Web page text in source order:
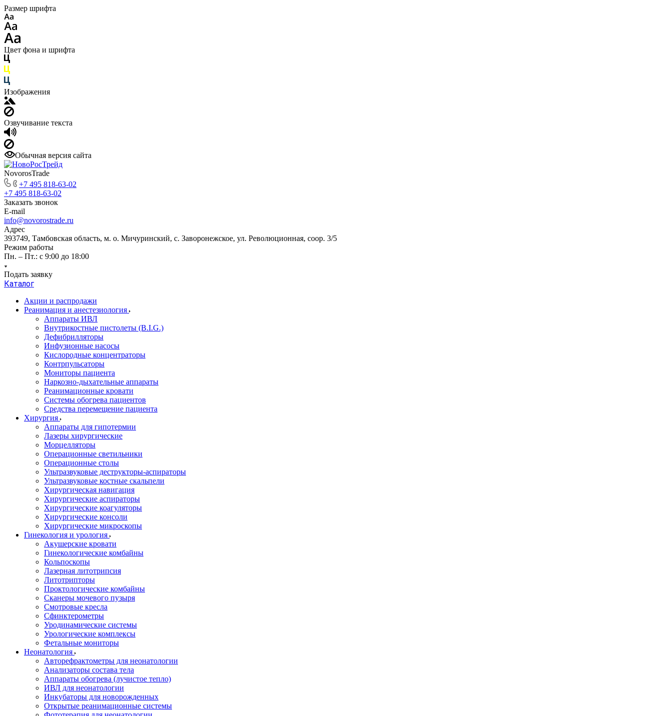
Размер шрифта
Цвет фона и шрифта
Изображения
Озвучивание текста
Обычная версия сайта
NovorosTrade
+7 495 818-63-02
+7 495 818-63-02
Заказать звонок
E-mail
info@novorostrade.ru
Адрес
393749, Тамбовская область, м. о. Мичуринский, с. Заворонежское, ул. Революционная, соор. 3/5
Режим работы
Пн. – Пт.: с 9:00 до 18:00
Подать заявку
Каталог
Акции и распродажи
Реанимация и анестезиология
Аппараты ИВЛ
Внутрикостные пистолеты (B.I.G.)
Дефибрилляторы
Инфузионные насосы
Кислородные концентраторы
Контрпульсаторы
Мониторы пациента
Наркозно-дыхательные аппараты
Реанимационные кровати
Системы обогрева пациентов
Средства перемещение пациента
Хирургия
Аппараты для гипотермии
Лазеры хирургические
Морцелляторы
Операционные светильники
Операционные столы
Ультразвуковые деструкторы-аспираторы
Ультразвуковые костные скальпели
Хирургическая навигация
Хирургические аспираторы
Хирургические коагуляторы
Хирургические консоли
Хирургические микроскопы
Гинекология и урология
Акушерские кровати
Гинекологические комбайны
Кольпоскопы
Лазерная литотрипсия
Литотрипторы
Проктологические комбайны
Сканеры мочевого пузыря
Смотровые кресла
Сфинктерометры
Уродинамические системы
Урологические комплексы
Фетальные мониторы
Неонатология
Авторефрактометры для неонатологии
Анализаторы состава тела
Аппараты обогрева (лучистое тепло)
ИВЛ для неонатологии
Инкубаторы для новорожденных
Открытые реанимационные системы